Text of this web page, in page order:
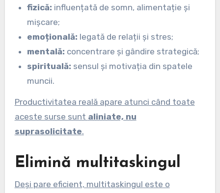
fizică: influențată de somn, alimentație și
mișcare;
emoțională: legată de relații și stres;
mentală: concentrare și gândire strategică;
spirituală: sensul și motivația din spatele
muncii.
Productivitatea reală apare atunci când toate
aceste surse sunt aliniate, nu
suprasolicitate.
Elimină multitaskingul
Deși pare eficient, multitaskingul este o